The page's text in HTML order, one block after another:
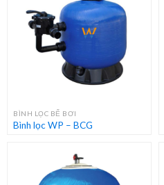
BÌNH LỌC BỂ BƠI
Bình lọc WP – BCG